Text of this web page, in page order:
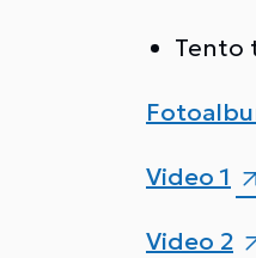
Tento
Video 1
Video 2